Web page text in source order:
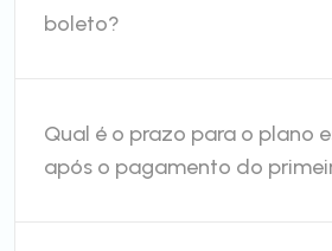
boleto?
Qual é o prazo para o plano
após o pagamento do